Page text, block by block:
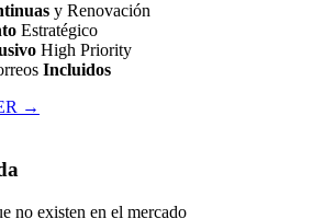
y Renovación
Estratégico
High Priority
Incluidos
→
no existen en el mercado